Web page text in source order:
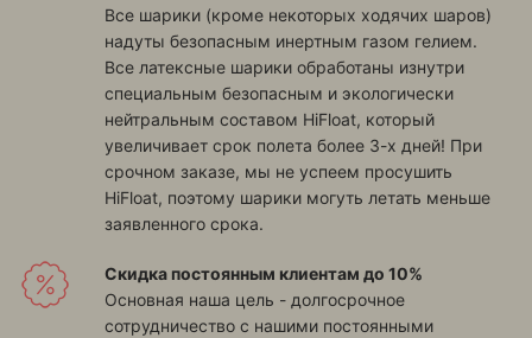
Все шарики (кроме некоторых ходячих шаров)
надуты безопасным инертным газом гелием.
Все латексные шарики обработаны изнутри
специальным безопасным и экологически
нейтральным составом HiFloat, который
увеличивает срок полета более 3-х дней! При
срочном заказе, мы не успеем просушить
HiFloat, поэтому шарики могуть летать меньше
заявленного срока.
Скидка постоянным клиентам до 10%
Основная наша цель - долгосрочное
сотрудничество с нашими постоянными